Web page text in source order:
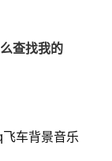
查找我的